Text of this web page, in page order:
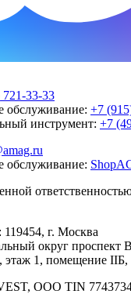
33-33
обслуживание: +7
инструмент: +7
обслуживание:
г. Москва
округ проспект
этаж 1, помещение IIБ,
OOO TIN